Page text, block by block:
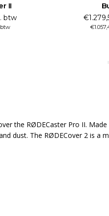
II
btw
btw
the RØDECaster Pro II.
dust. The RØDECover 2 is a